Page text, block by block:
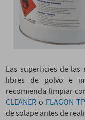
Las superficies de las
libres de polvo e
recomienda limpiar
CLEANER o FLAGON
de solape antes de